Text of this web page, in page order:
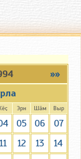
»»
Эрн Шӑм Выр
05 06
07
11 12 13
14